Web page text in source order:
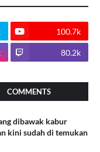
100.7k
80.2k
COMMENTS
dibawak kabur
kini sudah di temukan